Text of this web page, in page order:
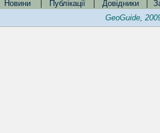
Новини | Публікації | Довідники |
GeoGuide,